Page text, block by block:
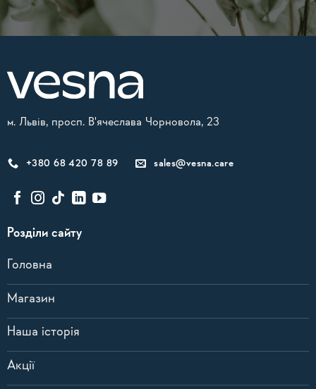
Alternative:
м. Львів, просп. В'ячеслава Чорновола, 23
+380 68 420 78 89 sales@vesna.care
Розділи сайту
Головна
Магазин
Наша історія
Акції